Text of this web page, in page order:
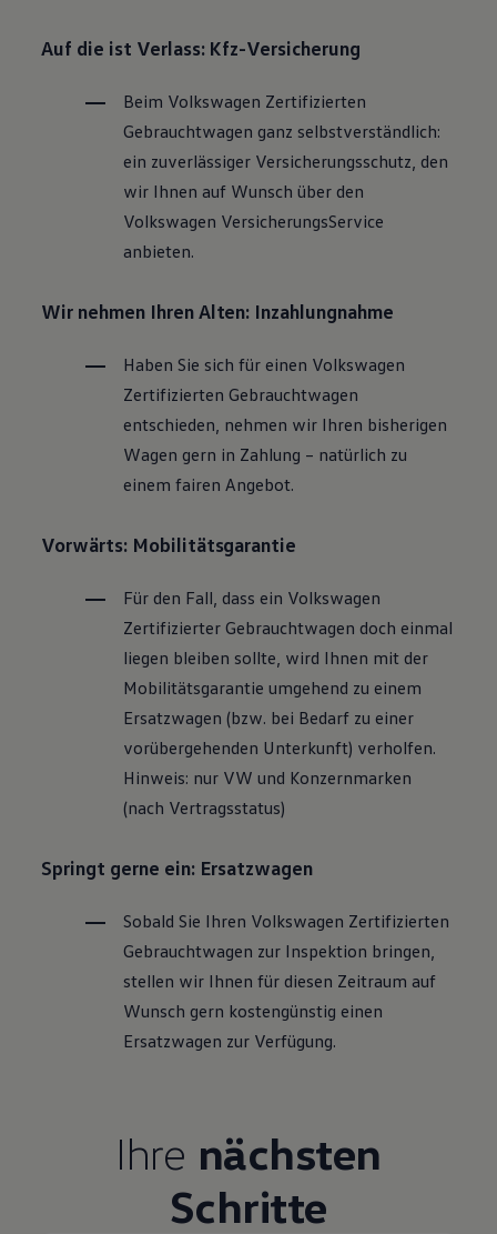
Auf die ist Verlass: Kfz-Versicherung
Beim Volkswagen Zertifizierten
Gebrauchtwagen ganz selbstverständlich:
ein zuverlässiger Versicherungsschutz, den
wir Ihnen auf Wunsch über den
Volkswagen VersicherungsService
anbieten.
Wir nehmen Ihren Alten: Inzahlungnahme
Haben Sie sich für einen Volkswagen
Zertifizierten Gebrauchtwagen
entschieden, nehmen wir Ihren bisherigen
Wagen gern in Zahlung – natürlich zu
einem fairen Angebot.
Vorwärts: Mobilitätsgarantie
Für den Fall, dass ein Volkswagen
Zertifizierter Gebrauchtwagen doch einmal
liegen bleiben sollte, wird Ihnen mit der
Mobilitätsgarantie umgehend zu einem
Ersatzwagen (bzw. bei Bedarf zu einer
vorübergehenden Unterkunft) verholfen.
Hinweis: nur VW und Konzernmarken
(nach Vertragsstatus)
Springt gerne ein: Ersatzwagen
Sobald Sie Ihren Volkswagen Zertifizierten
Gebrauchtwagen zur Inspektion bringen,
stellen wir Ihnen für diesen Zeitraum auf
Wunsch gern kostengünstig einen
Ersatzwagen zur Verfügung.
Ihre nächsten
Schritte